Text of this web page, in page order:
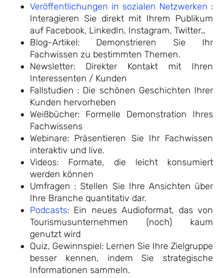
Veröffentlichungen in sozialen Netzwerken :
Interagieren Sie direkt mit Ihrem Publikum
auf Facebook, LinkedIn, Instagram, Twitter…
Blog-Artikel: Demonstrieren Sie Ihr
Fachwissen zu bestimmten Themen.
Newsletter: Direkter Kontakt mit Ihren
Interessenten / Kunden
Fallstudien : Die schönen Geschichten Ihrer
Kunden hervorheben
Weißbücher: Formelle Demonstration Ihres
Fachwissens
Webinare: Präsentieren Sie Ihr Fachwissen
interaktiv und live.
Videos: Formate, die leicht konsumiert
werden können
Umfragen : Stellen Sie Ihre Ansichten über
Ihre Branche quantitativ dar.
Podcasts: Ein neues Audioformat, das von
Tourismusunternehmen (noch) kaum
genutzt wird
Quiz, Gewinnspiel: Lernen Sie Ihre Zielgruppe
besser kennen, indem Sie strategische
Informationen sammeln.